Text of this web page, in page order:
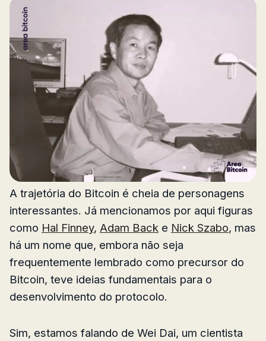
A trajetória do Bitcoin é cheia de personagens
interessantes. Já mencionamos por aqui figuras
como Hal Finney, Adam Back e Nick Szabo, mas
há um nome que, embora não seja
frequentemente lembrado como precursor do
Bitcoin, teve ideias fundamentais para o
desenvolvimento do protocolo.
Sim, estamos falando de Wei Dai, um cientista